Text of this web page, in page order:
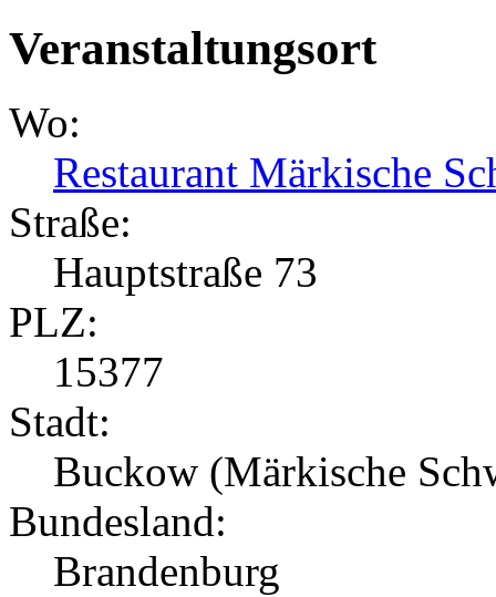
Veranstaltungsort
Wo:
Restaurant Märkische
Straße:
Hauptstraße 73
PLZ:
15377
Stadt:
Buckow (Märkische
Bundesland:
Brandenburg